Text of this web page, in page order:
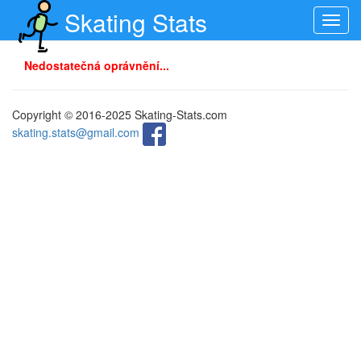
Skating Stats
Nedostatečná oprávnění...
Copyright © 2016-2025 Skating-Stats.com
skating.stats@gmail.com